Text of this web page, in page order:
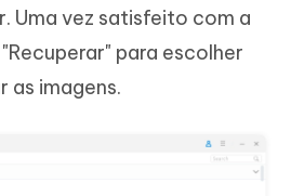
Uma vez satisfeito com a
para escolher
as imagens.